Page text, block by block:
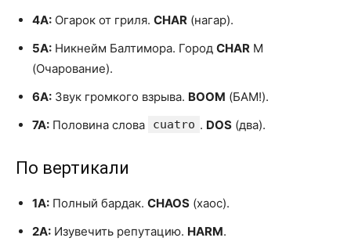
4А: Огарок от гриля. CHAR (нагар).
5А: Никнейм Балтимора. Город CHAR M
(Очарование).
6А: Звук громкого взрыва. BOOM (БАМ!).
7А: Половина слова cuatro . DOS (два).
По вертикали
1А: Полный бардак. CHAOS (хаос).
2А: Изувечить репутацию. HARM.